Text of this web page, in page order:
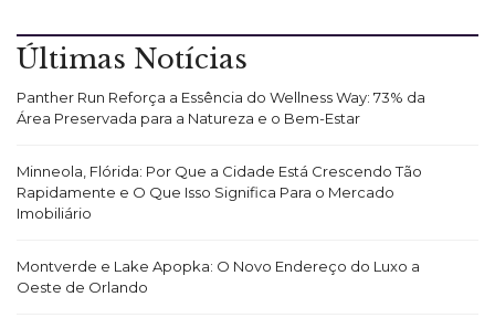
Últimas Notícias
Panther Run Reforça a Essência do Wellness Way: 73% da
Área Preservada para a Natureza e o Bem-Estar
Minneola, Flórida: Por Que a Cidade Está Crescendo Tão
Rapidamente e O Que Isso Significa Para o Mercado
Imobiliário
Montverde e Lake Apopka: O Novo Endereço do Luxo a
Oeste de Orlando